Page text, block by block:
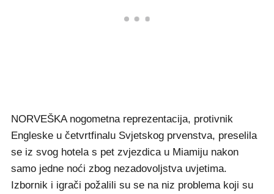
NORVEŠKA nogometna reprezentacija, protivnik
Engleske u četvrtfinalu Svjetskog prvenstva, preselila
se iz svog hotela s pet zvjezdica u Miamiju nakon
samo jedne noći zbog nezadovoljstva uvjetima.
Izbornik i igrači požalili su se na niz problema koji su